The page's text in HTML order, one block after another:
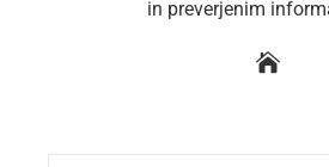
in preverjenim